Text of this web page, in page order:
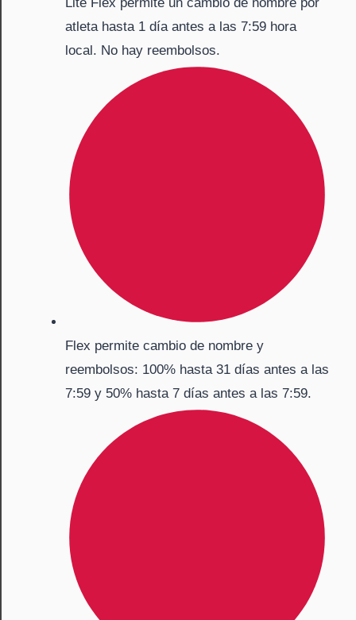
atleta hasta 1 día antes a las 7:59 hora
local. No hay reembolsos.
Flex permite cambio de nombre y
reembolsos: 100% hasta 31 días antes a las
7:59 y 50% hasta 7 días antes a las 7:59.